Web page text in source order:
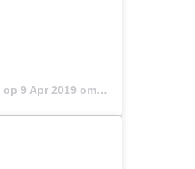
op 9 Apr 2019 om 11:35 (PDT)